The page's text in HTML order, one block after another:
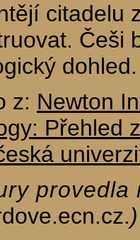
citadelu
Češi
dohled.
z: Newton
Přehled
provedla
)